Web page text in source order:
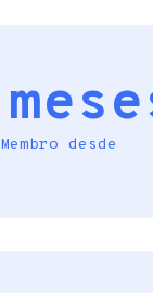
Membro desde